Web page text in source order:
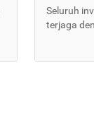
Seluruh
terjaga